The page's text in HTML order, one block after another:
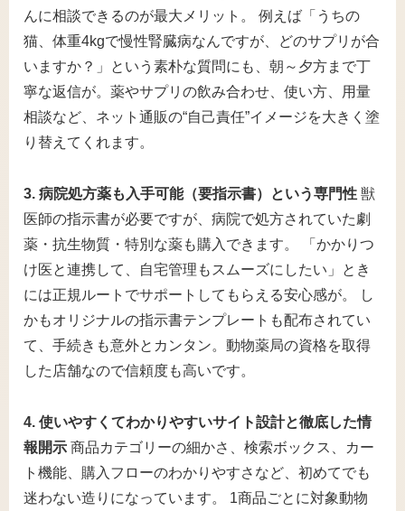
んに相談できるのが最大メリット。 例えば「うちの
猫、体重4kgで慢性腎臓病なんですが、どのサプリが合
いますか？」という素朴な質問にも、朝～夕方まで丁
寧な返信が。薬やサプリの飲み合わせ、使い方、用量
相談など、ネット通販の“自己責任”イメージを大きく塗
り替えてくれます。
3. 病院処方薬も入手可能（要指示書）という専門性 獣
医師の指示書が必要ですが、病院で処方されていた劇
薬・抗生物質・特別な薬も購入できます。 「かかりつ
け医と連携して、自宅管理もスムーズにしたい」とき
には正規ルートでサポートしてもらえる安心感が。 し
かもオリジナルの指示書テンプレートも配布されてい
て、手続きも意外とカンタン。動物薬局の資格を取得
した店舗なので信頼度も高いです。
4. 使いやすくてわかりやすいサイト設計と徹底した情
報開示 商品カテゴリーの細かさ、検索ボックス、カー
ト機能、購入フローのわかりやすさなど、初めてでも
迷わない造りになっています。 1商品ごとに対象動物